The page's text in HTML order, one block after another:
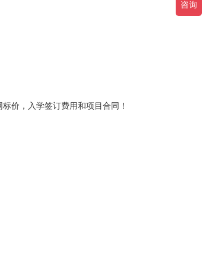
价，入学签订费用和项目合同！